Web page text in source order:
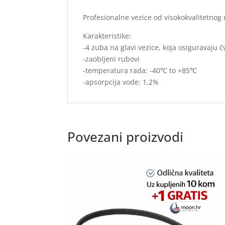
Profesionalne vezice od
Karakteristike:
-4 zuba na glavi vezice, koja osiguravaju
-zaobljeni rubovi
-temperatura rada: -40℃ to +85℃
-apsorpcija vode: 1,2%
Povezani proizvodi